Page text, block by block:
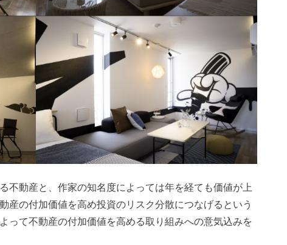
不動産と、作家の知名度によっては年を経ても価値が上
産の付加価値を高め投資のリスク分散につなげるという
って不動産の付加価値を高める取り組みへの意気込みを